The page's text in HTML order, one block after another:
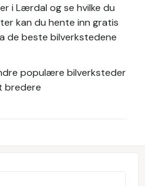
i Lærdal og se hvilke du
kan du hente inn gratis
de beste bilverkstedene
populære bilverksteder
bredere